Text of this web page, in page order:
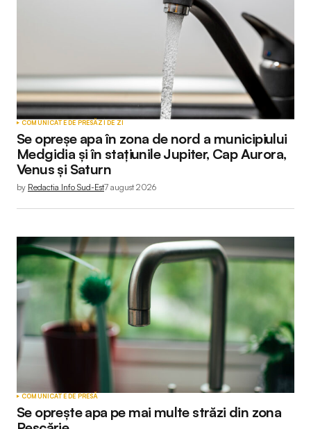
COMUNICATE DE PRESĂZI DE ZI
Se opreșe apa în zona de nord a municipiului
Medgidia și în stațiunile Jupiter, Cap Aurora,
Venus și Saturn
by Redactia Info Sud-Est7 august 2026
COMUNICATE DE PRESĂ
Se oprește apa pe mai multe străzi din zona